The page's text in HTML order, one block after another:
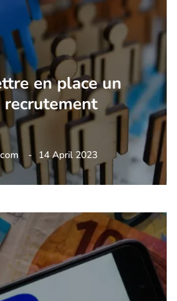
en place un
recrutement
14 April 2023